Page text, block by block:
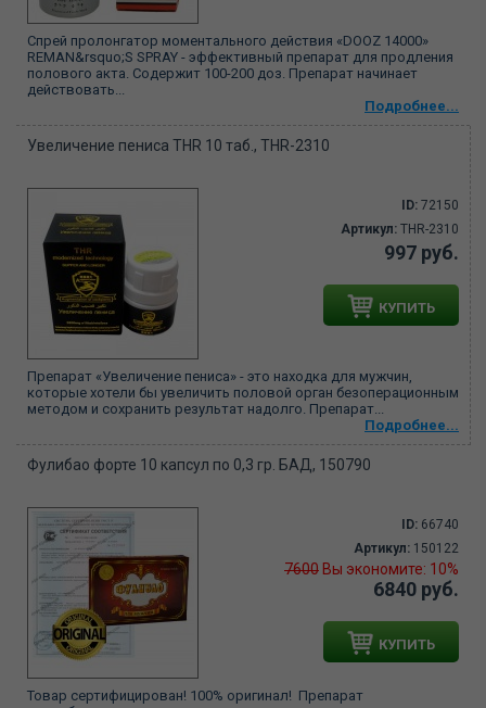
Спрей пролонгатор моментального действия «DOOZ 14000»
REMAN&rsquo;S SPRAY - эффективный препарат для продления
полового акта. Содержит 100-200 доз. Препарат начинает
действовать...
Подробнее...
Увеличение пениса THR 10 таб., THR-2310
ID: 72150
Артикул: THR-2310
997 руб.
КУПИТЬ
Препарат «Увеличение пениса» - это находка для мужчин,
которые хотели бы увеличить половой орган безоперационным
методом и сохранить результат надолго. Препарат...
Подробнее...
Фулибао форте 10 капсул по 0,3 гр. БАД, 150790
ID: 66740
Артикул: 150122
7600 Вы экономите: 10%
6840 руб.
КУПИТЬ
Товар сертифицирован! 100% оригинал! Препарат